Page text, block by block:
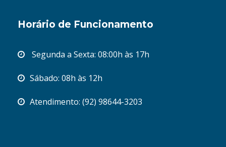
Horário de Funcionamento
Segunda a Sexta: 08:00h às 17h
Sábado: 08h às 12h
Atendimento: (92) 98644-3203